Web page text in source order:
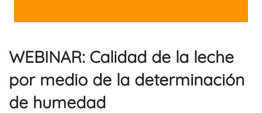
WEBINAR: Calidad de la leche
por medio de la determinación
de humedad